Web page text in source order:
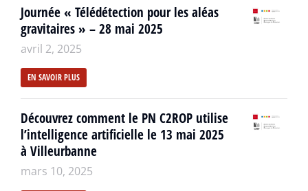
Journée « Télédétection pour les aléas
gravitaires » – 28 mai 2025
avril 2, 2025
EN SAVOIR PLUS
Découvrez comment le PN C2ROP utilise
l’intelligence artificielle le 13 mai 2025
à Villeurbanne
mars 10, 2025